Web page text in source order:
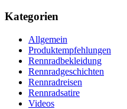
Kategorien
Allgemein
Produktempfehlungen
Rennradbekleidung
Rennradgeschichten
Rennradreisen
Rennradsatire
Videos